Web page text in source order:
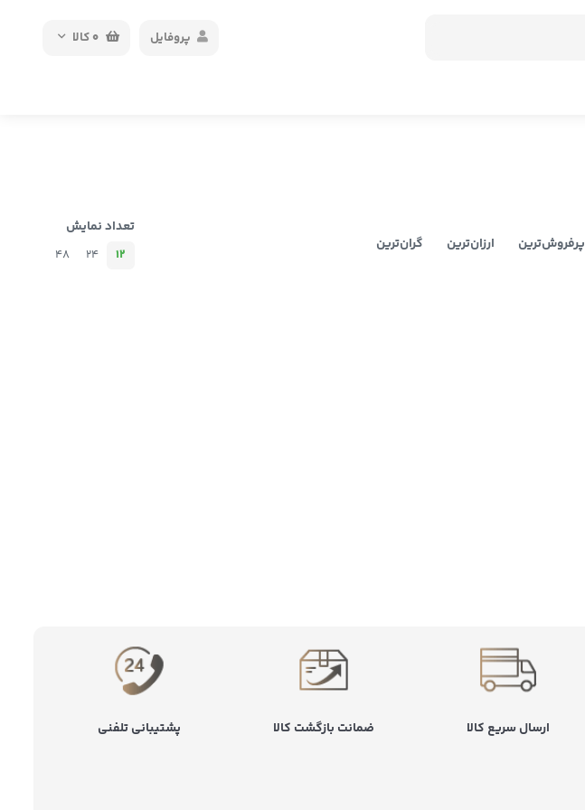
0کالا پروفایل
پرفروش‌ترین ارزان‌ترین گران‌ترین
تعداد نمایش
12
24
48
ارسال سریع کالا ضمانت بازگشت کالا پشتیبانی تلفنی